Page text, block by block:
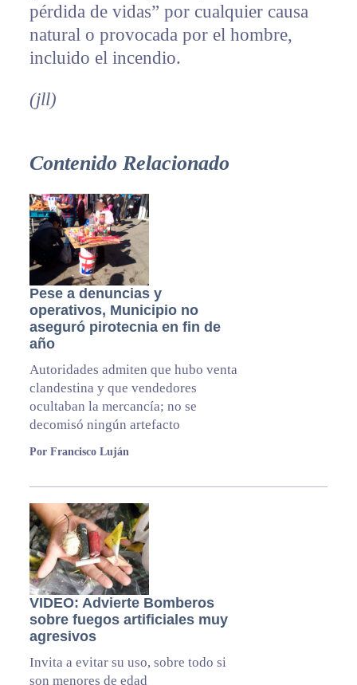
pérdida de vidas” por cualquier causa
natural o provocada por el hombre,
incluido el incendio.
(jll)
Contenido Relacionado
Pese a denuncias y
operativos, Municipio no
aseguró pirotecnia en fin de
año
Autoridades admiten que hubo venta
clandestina y que vendedores
ocultaban la mercancía; no se
decomisó ningún artefacto
Por Francisco Luján
VIDEO: Advierte Bomberos
sobre fuegos artificiales muy
agresivos
Invita a evitar su uso, sobre todo si
son menores de edad